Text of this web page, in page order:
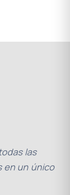
las
en un único